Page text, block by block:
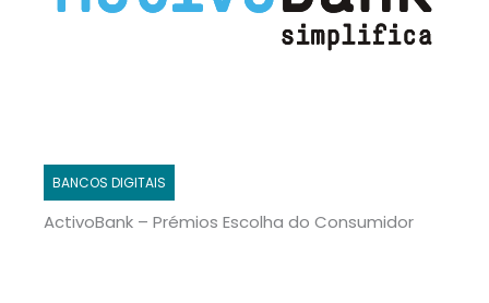
BANCOS DIGITAIS
ActivoBank – Prémios Escolha do Consumidor